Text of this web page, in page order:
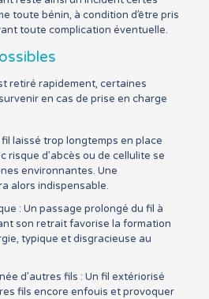
toute bénin, à condition d’être pris
toute complication éventuelle.
retiré rapidement, certaines
en cas de prise en charge
laissé trop longtemps en place
risque d’abcès ou de cellulite se
environnantes. Une
alors indispensable.
: Un passage prolongé du fil à
son retrait favorise la formation
typique et disgracieuse au
d’autres fils : Un fil extériorisé
fils encore enfouis et provoquer